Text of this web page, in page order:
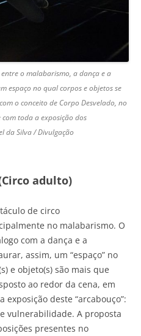
o malabarismo, a dança e a
espaço no qual corpos e objetos se
o conceito de Corpo Desvelado, no
toda a exposição dos
da Silva / Divulgação
(Circo adulto)
de circo
no malabarismo. O
com a dança e a
assim, um “espaço” no
e objeto(s) são mais que
ao redor da cena, em
deste “arcabouço”:
vulnerabilidade. A proposta
presentes no